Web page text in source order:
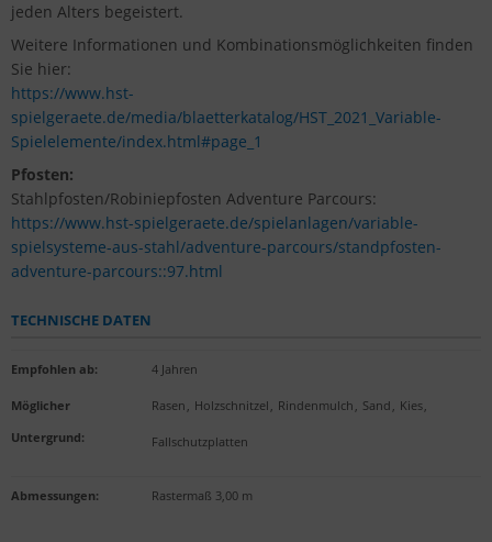
jeden Alters begeistert.
Weitere Informationen und Kombinationsmöglichkeiten finden
Sie hier:
https://www.hst-
spielgeraete.de/media/blaetterkatalog/HST_2021_Variable-
Spielelemente/index.html#page_1
Pfosten:
Stahlpfosten/Robiniepfosten Adventure Parcours:
https://www.hst-spielgeraete.de/spielanlagen/variable-
spielsysteme-aus-stahl/adventure-parcours/standpfosten-
adventure-parcours::97.html
TECHNISCHE DATEN
Empfohlen ab: 4 Jahren
Möglicher
Untergrund:
Rasen , Holzschnitzel , Rindenmulch , Sand , Kies,
Fallschutzplatten
Abmessungen: Rastermaß 3,00 m